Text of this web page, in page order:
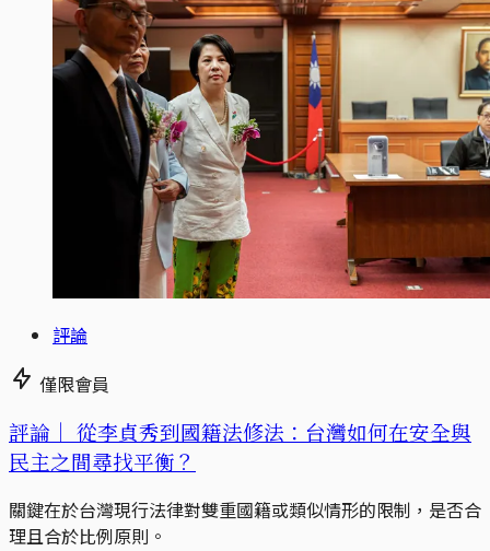
評論
僅限會員
評論｜ 從李貞秀到國籍法修法：台灣如何在安全與
民主之間尋找平衡？
關鍵在於台灣現行法律對雙重國籍或類似情形的限制，是否合
理且合於比例原則。